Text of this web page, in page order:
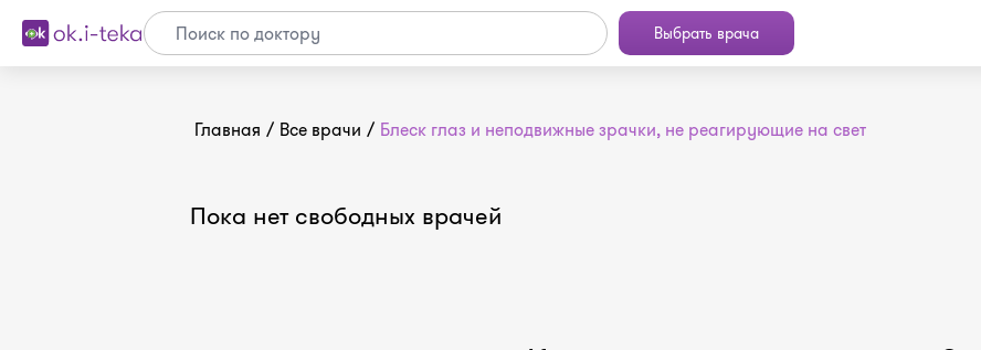
Выбрать врача
Главная / Все врачи / Блеск глаз и неподвижные зрачки, не реагирующие на свет
Пока нет свободных врачей